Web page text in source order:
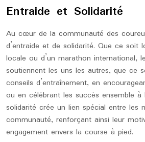
Entraide et Solidarité
Au cœur de la communauté des
d’entraide et de solidarité. Que ce soit
locale ou d’un marathon international,
soutiennent les uns les autres, que ce
conseils d’entraînement, en
ou en célébrant les succès ensemble à
solidarité crée un lien spécial entre les
communauté, renforçant ainsi leur
engagement envers la course à pied.